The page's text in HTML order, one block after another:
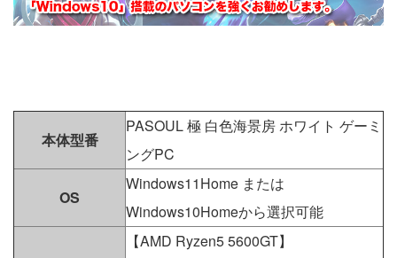
本体型番
PASOUL 極 白色海景房 ホワイト ゲーミ
ングPC
OS
Windows11Home または
Windows10Homeから選択可能
【AMD Ryzen5 5600GT】